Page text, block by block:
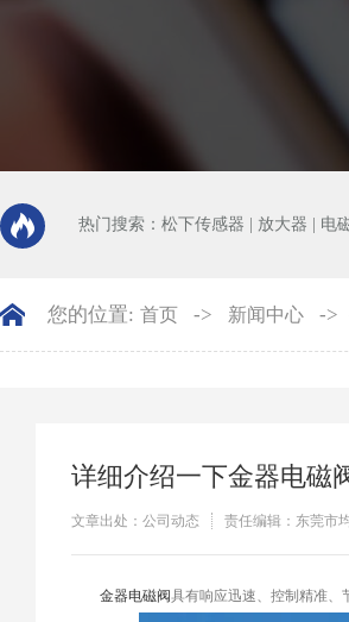
热门搜索： 松下传感器 放大器 电
您的位置: 首页 -> 新闻中心 ->
详细介绍一下金器电磁
文章出处：公司动态 责任编辑：东莞市
​金器电磁阀具有响应迅速、控制精准、